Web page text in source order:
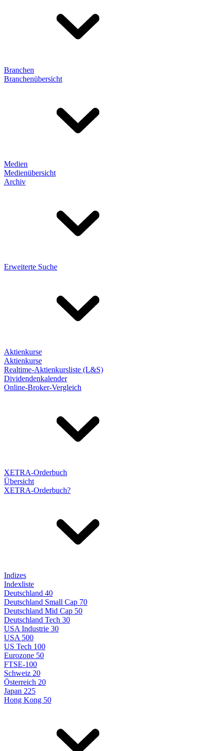
Branchen
Branchenübersicht
Medien
Medienübersicht
Archiv
Erweiterte Suche
Aktienkurse
Aktienkurse
Realtime-Aktienkursliste (L&S)
Dividendenkalender
Online-Broker-Vergleich
XETRA-Orderbuch
Übersicht
XETRA-Orderbuch?
Indizes
Indexliste
Deutschland 40
Deutschland Small Cap 70
Deutschland Mid Cap 50
Deutschland Tech 30
USA Industrie 30
USA 500
US Tech 100
Eurozone 50
FTSE-100
Schweiz 20
Österreich 20
Japan 225
Hong Kong 50